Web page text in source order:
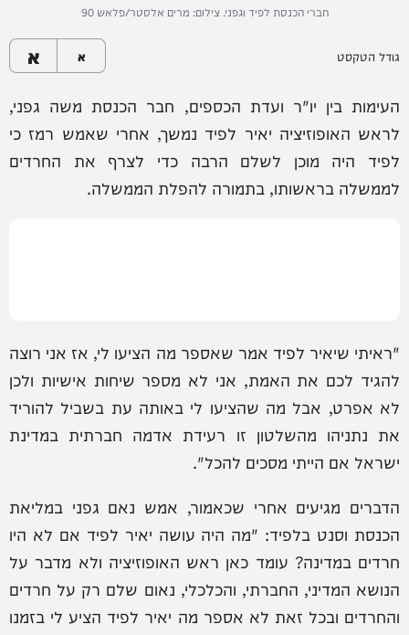
חברי הכנסת לפיד וגפני. צילום: מרים אלסטר/פלאש 90
גודל הטקסט א א
העימות בין יו"ר ועדת הכספים, חבר הכנסת משה גפני,
לראש האופוזיציה יאיר לפיד נמשך, אחרי שאמש רמז כי
לפיד היה מוכן לשלם הרבה כדי לצרף את החרדים
לממשלה בראשותו, בתמורה להפלת הממשלה.
"ראיתי שיאיר לפיד אמר שאספר מה הציעו לי, אז אני רוצה
להגיד לכם את האמת, אני לא מספר שיחות אישיות ולכן
לא אפרט, אבל מה שהציעו לי באותה עת בשביל להוריד
את נתניהו מהשלטון זו רעידת אדמה חברתית במדינת
ישראל אם הייתי מסכים להכל".
הדברים מגיעים אחרי שכאמור, אמש נאם גפני במליאת
הכנסת וסנט בלפיד: "מה היה עושה יאיר לפיד אם לא היו
חרדים במדינה? עומד כאן ראש האופוזיציה ולא מדבר על
הנושא המדיני, החברתי, והכלכלי, נאום שלם רק על חרדים
והחרדים ובכל זאת לא אספר מה יאיר לפיד הציע לי בזמנו